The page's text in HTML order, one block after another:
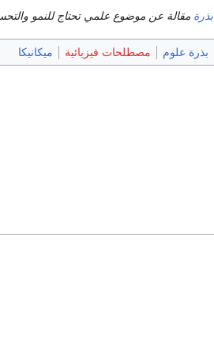
بذرة مقالة عن موضوع علمي تحتاج للنمو
بذرة علوم مصطلحات فيزيائية ميكانيكا